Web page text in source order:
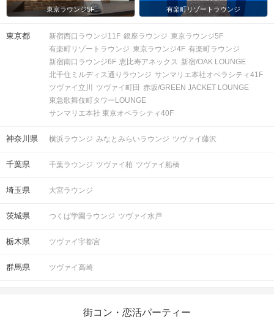
東京ラウンジ5F 有楽町リゾートラウンジ
東京都 新宿西口ラウンジ11F 銀座ラウンジ 東京ラウンジ5F
有楽町リゾートラウンジ 東京ラウンジ4F 有楽町ラウンジ
新宿南口ラウンジ6F 恵比寿アネックス 新宿/OAK LOUNGE
北千住ミルディス通りラウンジ サンマリエ本社オペラシティ41F
ツヴァイ立川
ツヴァイ町田 赤坂/GREEN JACKET LOUNGE
東急歌舞伎町タワーLOUNGE
サンマリエ本社 東京オペラシティ40F
神奈川県 横浜ラウンジ みなとみらいラウンジ ツヴァイ藤沢
千葉県 千葉ラウンジ ツヴァイ柏 ツヴァイ船橋
埼玉県 大宮ラウンジ
茨城県 つくば学園ラウンジ ツヴァイ水戸
栃木県 ツヴァイ宇都宮
群馬県 ツヴァイ高崎
街コン・恋活パーティー